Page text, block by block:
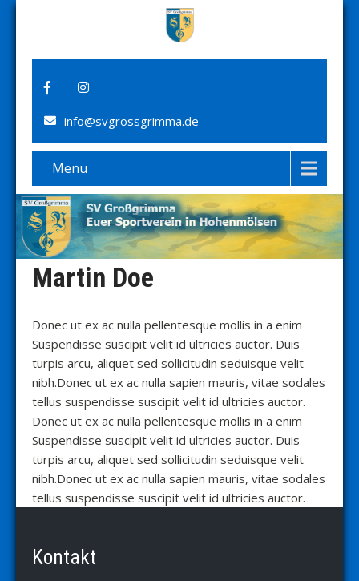
info@svgrossgrimma.de
Menu
Martin Doe
Donec ut ex ac nulla pellentesque mollis in a enim
Suspendisse suscipit velit id ultricies auctor. Duis
turpis arcu, aliquet sed sollicitudin seduisque velit
nibh.Donec ut ex ac nulla sapien mauris, vitae sodales
tellus suspendisse suscipit velit id ultricies auctor.
Donec ut ex ac nulla pellentesque mollis in a enim
Suspendisse suscipit velit id ultricies auctor. Duis
turpis arcu, aliquet sed sollicitudin seduisque velit
nibh.Donec ut ex ac nulla sapien mauris, vitae sodales
tellus suspendisse suscipit velit id ultricies auctor.
Kontakt